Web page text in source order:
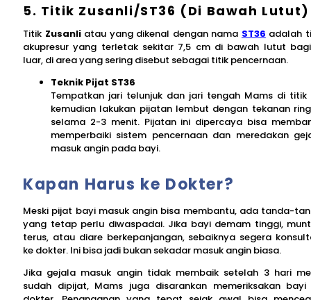
5. Titik Zusanli/ST36 (Di Bawah Lutut)
Titik Zusanliatau yang dikenal dengan nama ST36 adalah
akupresur yang terletak sekitar 7,5 cm di bawah lutut
luar, di area yang sering disebut sebagai titik pencernaan.
Teknik Pijat ST36
Tempatkan jari telunjuk dan jari tengah Mams di titik
kemudian lakukan pijatan lembut dengan tekanan
selama 2-3 menit. Pijatan ini dipercaya bisa
memperbaiki sistem pencernaan dan meredakan
masuk angin pada bayi.
Kapan Harus ke Dokter?
Meski pijat bayi masuk angin bisa membantu, ada tanda-
yang tetap perlu diwaspadai. Jika bayi demam tinggi,
terus, atau diare berkepanjangan, sebaiknya segera
ke dokter. Ini bisa jadi bukan sekadar masuk angin biasa.
Jika gejala masuk angin tidak membaik setelah 3 hari
sudah dipijat, Mams juga disarankan memeriksakan bayi